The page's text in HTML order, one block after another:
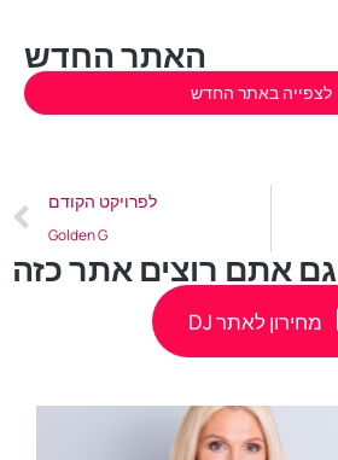
האתר החדש
לצפייה באתר החדש
לפרויקט הקודם
Golden G
גם אתם רוצים אתר כזה
DJ מחירון לאתר